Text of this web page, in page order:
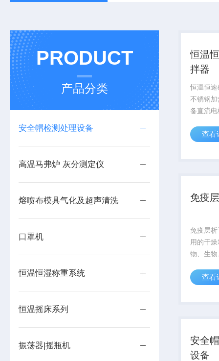
PRODUCT
产品分类
安全帽检测处理设备
高温马弗炉 灰分测定仪
熔喷布模具气化及超声清洗
口罩机
恒温恒湿称重系统
恒温摇床系列
振荡器|摇瓶机
恒温
拌器
恒温恒
不锈钢
备直流
速，能
拌，特
查看
免疫
免疫层
用的干
物、生
部门*的
境试验等
查看
安全
设备